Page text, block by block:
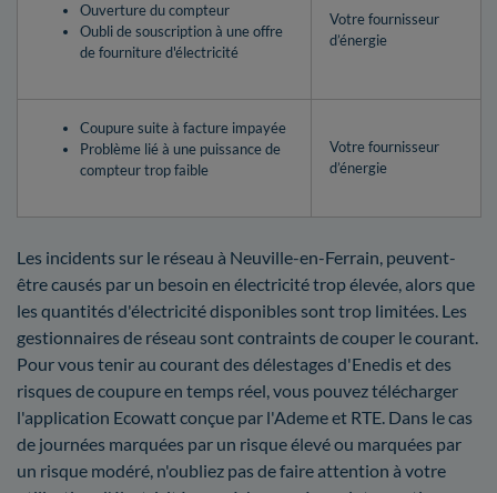
Ouverture du compteur
Oubli de souscription à une offre
de fourniture d'électricité
Votre fournisseur
d’énergie
Coupure suite à facture impayée
Problème lié à une puissance de
compteur trop faible
Votre fournisseur
d’énergie
Les incidents sur le réseau à Neuville-en-Ferrain, peuvent-
être causés par un besoin en électricité trop élevée, alors que
les quantités d'électricité disponibles sont trop limitées. Les
gestionnaires de réseau sont contraints de couper le courant.
Pour vous tenir au courant des délestages d'Enedis et des
risques de coupure en temps réel, vous pouvez télécharger
l'application Ecowatt conçue par l'Ademe et RTE. Dans le cas
de journées marquées par un risque élevé ou marquées par
un risque modéré, n'oubliez pas de faire attention à votre